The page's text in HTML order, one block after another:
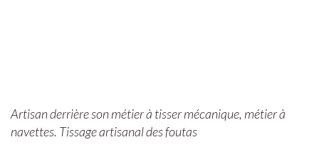
Artisan derrière son métier à tisser mécanique, métier à
navettes. Tissage artisanal des foutas